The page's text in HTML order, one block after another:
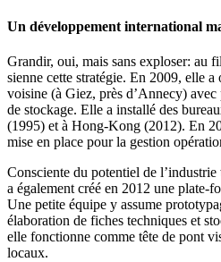
Un développement international
Grandir, oui, mais sans exploser: au
sienne cette stratégie. En 2009, elle
voisine (à Giez, près d’Annecy)
de stockage. Elle a installé des
(1995) et à Hong-Kong (2012). En
mise en place pour la gestion
Consciente du potentiel de
a également créé en 2012 une plate-
Une petite équipe y assume
élaboration de fiches techniques et
elle fonctionne comme tête de pont
locaux.